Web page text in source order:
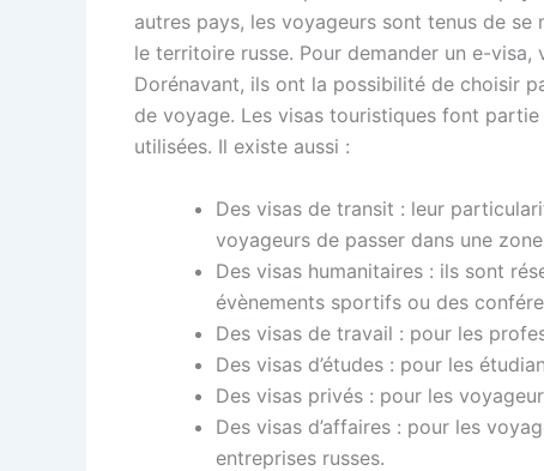
autres pays, les voyageurs sont tenus de
le territoire russe. Pour demander un e-visa,
Dorénavant, ils ont la possibilité de choisir
de voyage. Les visas touristiques font
utilisées. Il existe aussi :
Des visas de transit : leur
voyageurs de passer dans une
Des visas humanitaires : ils sont
évènements sportifs ou des
Des visas de travail : pour les
Des visas d’études : pour les
Des visas privés : pour les
Des visas d’affaires : pour les
entreprises russes.